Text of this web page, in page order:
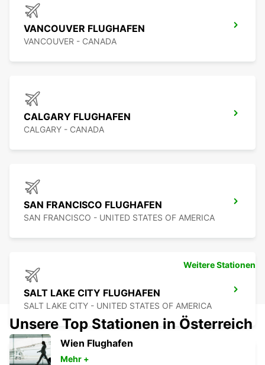
VANCOUVER FLUGHAFEN
VANCOUVER - CANADA
CALGARY FLUGHAFEN
CALGARY - CANADA
SAN FRANCISCO FLUGHAFEN
SAN FRANCISCO - UNITED STATES OF AMERICA
SALT LAKE CITY FLUGHAFEN
SALT LAKE CITY - UNITED STATES OF AMERICA
Weitere Stationen
Unsere Top Stationen in Österreich
Wien Flughafen
Mehr +